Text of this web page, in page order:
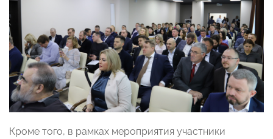
Кроме того, в рамках мероприятия участники